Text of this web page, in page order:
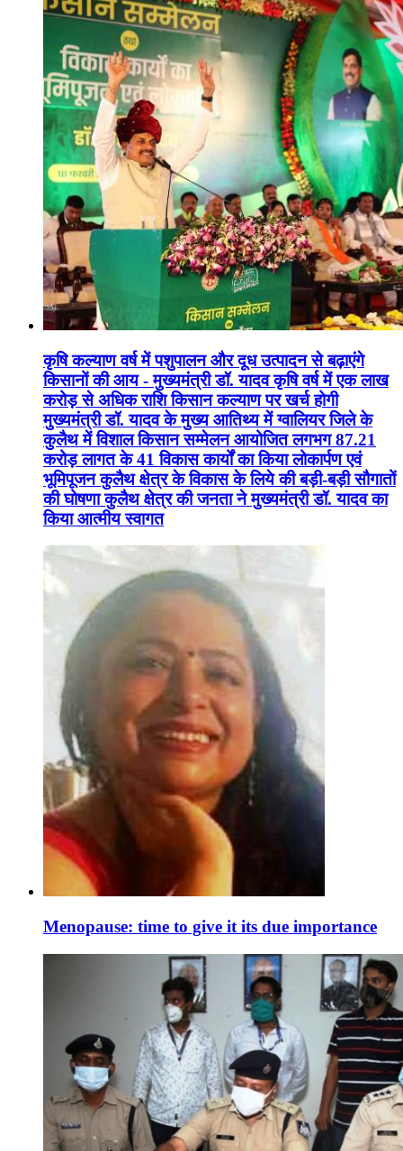
कृषि कल्याण वर्ष में पशुपालन और दूध उत्पादन से बढ़ाएंगे
किसानों की आय - मुख्यमंत्री डॉ. यादव कृषि वर्ष में एक लाख
करोड़ से अधिक राशि किसान कल्याण पर खर्च होगी
मुख्यमंत्री डॉ. यादव के मुख्य आतिथ्य में ग्वालियर जिले के
कुलैथ में विशाल किसान सम्मेलन आयोजित लगभग 87.21
करोड़ लागत के 41 विकास कार्यों का किया लोकार्पण एवं
भूमिपूजन कुलैथ क्षेत्र के विकास के लिये की बड़ी-बड़ी सौगातों
की घोषणा कुलैथ क्षेत्र की जनता ने मुख्यमंत्री डॉ. यादव का
किया आत्मीय स्वागत
Menopause: time to give it its due importance